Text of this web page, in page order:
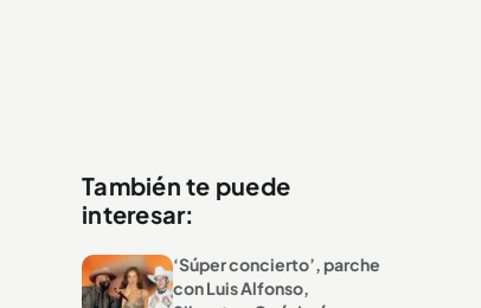
También te puede
interesar:
‘Súper concierto’, parche
con Luis Alfonso,